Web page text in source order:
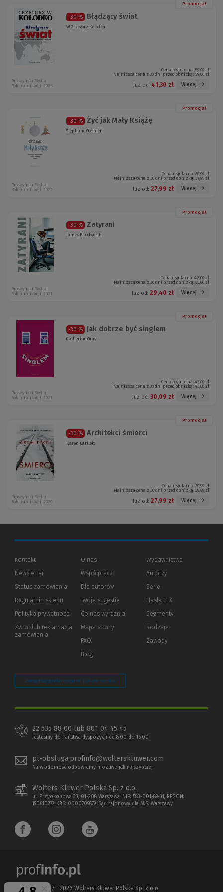
Promocja!
-30 % Błądzący świat
W.Grzegorz Kołodko
Cena regularna: 59,00 zł
Najniższa cena z 30 dni przed obniżką: 59,00 zł
Już od: 41,30 zł Więcej
Prószyński Media
Rok publikacji: 2025
Promocja!
-30 % Żyć jak Mały Książę
Stéphane Garnier
Cena regularna: 39,99 zł
Najniższa cena z 30 dni przed obniżką: 31,99 zł
Już od: 27,99 zł Więcej
Prószyński Media
Rok publikacji: 2022
Promocja!
-30 % Zatyrani
James Bloodworth
Cena regularna: 42,00 zł
Najniższa cena z 30 dni przed obniżką: 33,60 zł
Już od: 29,40 zł Więcej
Prószyński Media
Rok publikacji: 2021
Promocja!
-30 % Jak dobrze być singlem
Catherine Gray
Cena regularna: 43,00 zł
Najniższa cena z 30 dni przed obniżką: 43,00 zł
Już od: 30,09 zł Więcej
Prószyński Media
Rok publikacji: 2021
Promocja!
-30 % Architekci śmierci
Karen Bartlett
Cena regularna: 39,99 zł
Najniższa cena z 30 dni przed obniżką: 39,99 zł
Już od: 27,99 zł Więcej
Prószyński Media
Rok publikacji: 2020
Kontakt
Newsletter
Status zamówienia
Regulamin sklepu
Polityka prywatności (Nowe
(Link
innej
Zwrot lub reklamacja
zamówienia
O nas
Współpraca
Dla autorów(Nowe
(Link
innej
strony)
Twoje sugestie
Co nas wyróżnia
Mapa strony
FAQ
Blog
Wydawnictwa
Autorzy
Serie
Hasła LEX
Segmenty
Rodzaje
Zawody
Zarządzaj preferencjami plików cookie
22 535 88 00 lub 801 04 45 45
Jesteśmy do Państwa dyspozycji od 8:00 do 16:00
pl-obsluga.profinfo@wolterskluwer.com
Na wiadomość odpowiemy możliwe jak najszybciej.
Wolters Kluwer Polska Sp. z o.o.
ul. Przyokopowa 33, 01-208 Warszawa; NIP: 583-001-89-31, REGON:
190610277, KRS: 0000709879, Sąd rejonowy dla M.S. Warszawy
Copyright 1997 - 2026 Wolters Kluwer Polska Sp. z o.o.